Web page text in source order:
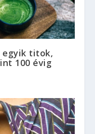
egyik titok,
100 évig